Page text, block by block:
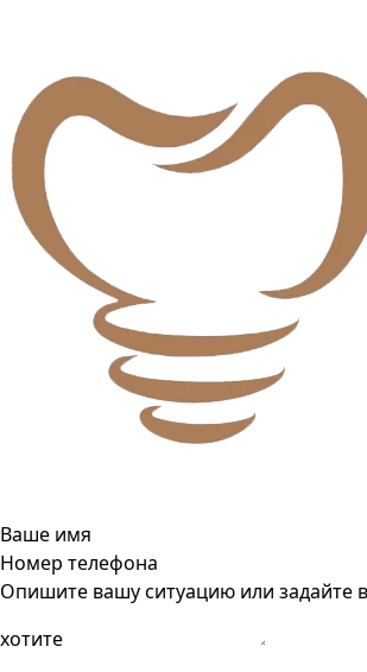
Ваше имя
Номер телефона
Опишите вашу ситуацию или задайте
хотите